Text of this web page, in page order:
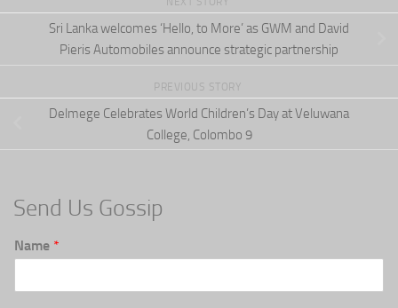
Sri Lanka welcomes ‘Hello, to More’ as GWM and David
Pieris Automobiles announce strategic partnership
PREVIOUS STORY
Delmege Celebrates World Children’s Day at Veluwana
College, Colombo 9
Send Us Gossip
Name *